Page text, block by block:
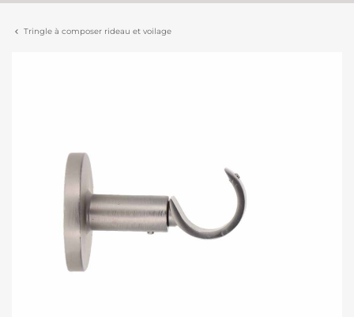
Tringle à composer rideau et voilage